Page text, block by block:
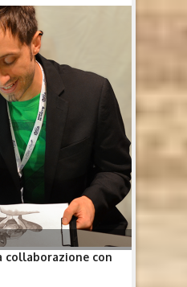
collaborazione con